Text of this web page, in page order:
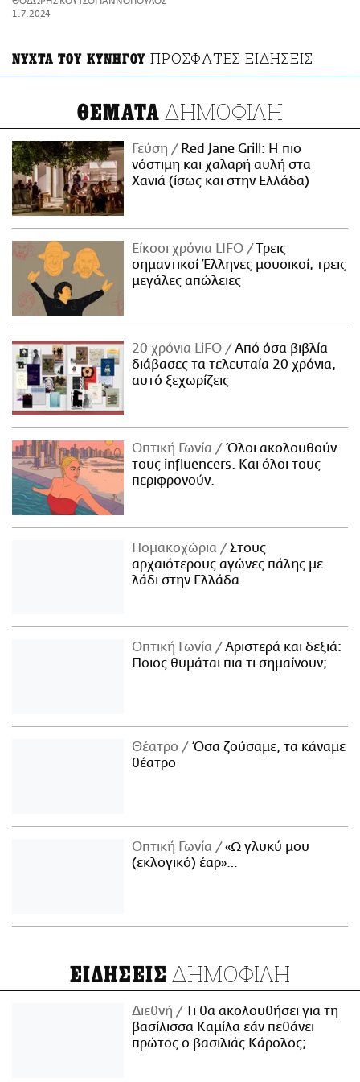
ΑΜΠΑ
1.7.2024
ΝΥΧΤΑ ΤΟΥ ΚΥΝΗΓΟΥ ΠΡΟΣΦΑΤΕΣ ΕΙΔΗΣΕΙΣ
ΘΕΜΑΤΑ ΔΗΜΟΦΙΛΗ
Γεύση
Red Jane Grill: Η πιο
νόστιμη και χαλαρή αυλή στα
Χανιά (ίσως και στην Ελλάδα)
Είκοσι χρόνια LIFO
Tρεις
σημαντικοί Έλληνες μουσικοί, τρεις
μεγάλες απώλειες
20 χρόνια LiFO
Από όσα βιβλία
διάβασες τα τελευταία 20 χρόνια,
αυτό ξεχωρίζεις
Οπτική Γωνία
Όλοι ακολουθούν
τους influencers. Και όλοι τους
περιφρονούν.
Πομακοχώρια
Στους
αρχαιότερους αγώνες πάλης με
λάδι στην Ελλάδα
Οπτική Γωνία
Αριστερά και δεξιά:
Ποιος θυμάται πια τι σημαίνουν;
Θέατρο
Όσα ζούσαμε, τα κάναμε
θέατρο
Οπτική Γωνία
«Ω γλυκύ μου
(εκλογικό) έαρ»…
ΕΙΔΗΣΕΙΣ ΔΗΜΟΦΙΛΗ
Διεθνή
Τι θα ακολουθήσει για τη
βασίλισσα Καμίλα εάν πεθάνει
πρώτος ο βασιλιάς Κάρολος;